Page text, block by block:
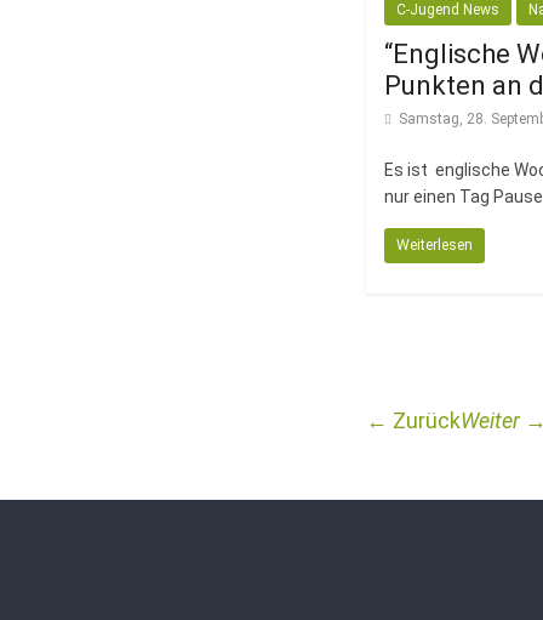
C-Jugend News
“Englische
Punkten an
Samstag, 28.
Es ist englische
nur einen Tag
Weiterlesen
← ZurückWeiter →